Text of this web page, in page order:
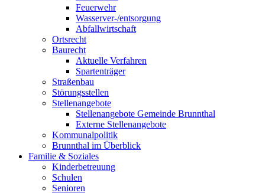
Feuerwehr
Wasserver-/entsorgung
Abfallwirtschaft
Ortsrecht
Baurecht
Aktuelle Verfahren
Spartenträger
Straßenbau
Störungsstellen
Stellenangebote
Stellenangebote Gemeinde Brunnthal
Externe Stellenangebote
Kommunalpolitik
Brunnthal im Überblick
Familie & Soziales
Kinderbetreuung
Schulen
Senioren